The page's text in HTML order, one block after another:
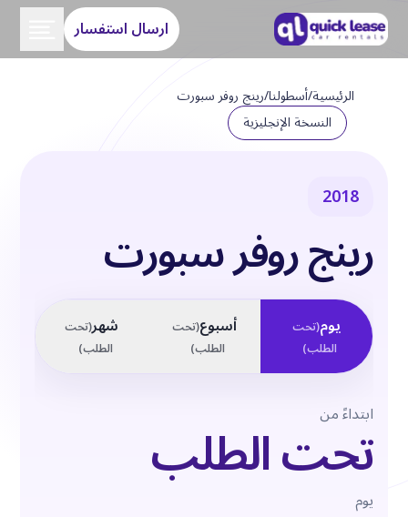
ارسال استفسار
الرئيسية/أسطولنا/رينج روفر سبورت
النسخة الإنجليزية
2018
رينج روفر سبورت
يوم(تحت
الطلب)
أسبوع(تحت
الطلب)
شهر(تحت
الطلب)
ابتداءً من
تحت الطلب
يوم